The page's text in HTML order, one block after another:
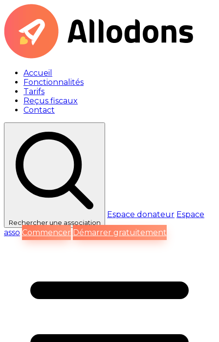
Accueil
Fonctionnalités
Tarifs
Reçus fiscaux
Contact
Rechercherune association
Espace donateur Espace
asso Commencer Démarrer gratuitement